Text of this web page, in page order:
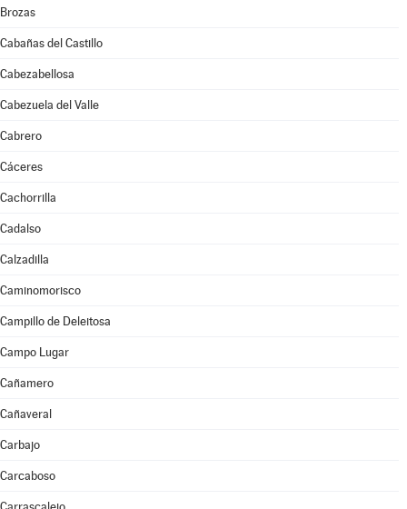
Brozas
Cabañas del Castillo
Cabezabellosa
Cabezuela del Valle
Cabrero
Cáceres
Cachorrilla
Cadalso
Calzadilla
Caminomorisco
Campillo de Deleitosa
Campo Lugar
Cañamero
Cañaveral
Carbajo
Carcaboso